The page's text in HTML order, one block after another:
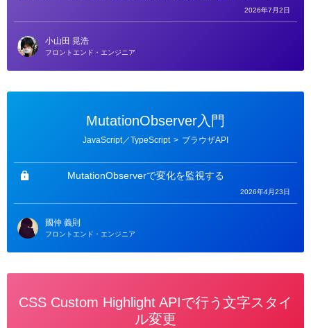
2026年7月2日
小山田 晃浩
フロントエンド・エンジニア
MutationObserver入門
リ
ー
JavaScript／TypeScript > ブラウザAPI
MutationObserverで変化を監視する
2026年4月23日
國仲 義則
フロントエンド・エンジニア
CSS Custom Highlight APIで行う文字スタイ
ル変更